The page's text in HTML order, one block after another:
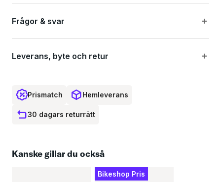
XTR M9100 Hydraulisk skivbromssats ger sömlösa och pålitliga bromsar
med snabb återhämtning, flexibel cockpituppsättning och ny ergonomisk
hög bromskraft och kräver lite spännkraft från fingertopparna innan
Höjdpunkter:
Stor flexibilitet och konkurrenskraftig optimerad cockpitlayout
Snabb rebound och pålitlig tillförlitlighet
Frågor & svar
Leverans, byte och retur
Prismatch Hemleverans
30 dagars returrätt
Kanske gillar du också
Bikeshop Pris